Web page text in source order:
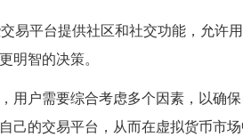
易平台提供社区和社交功能，允许
明智的决策。
用户需要综合考虑多个因素，以确
己的交易平台，从而在虚拟货币市场